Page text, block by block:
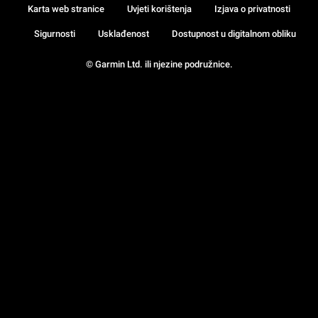
© Garmin Ltd. ili njezine podružnice.
Karta web stranice Uvjeti korištenja Izjava o privatnosti
Sigurnosti Usklađenost Dostupnost u digitalnom obliku